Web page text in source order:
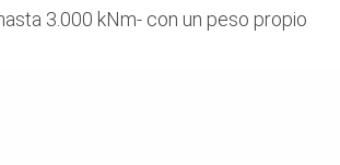
3.000 kNm- con un peso propio